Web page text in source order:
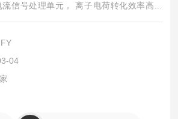
信号处理单元， 离子电荷转化效率高，
抗干扰能力强、 通信稳定、 测试精度高、
04